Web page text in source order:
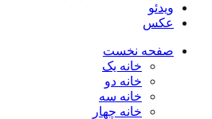
ویدئو
عکس
صفحه نخست
خانه یک
خانه دو
خانه سه
خانه چهار